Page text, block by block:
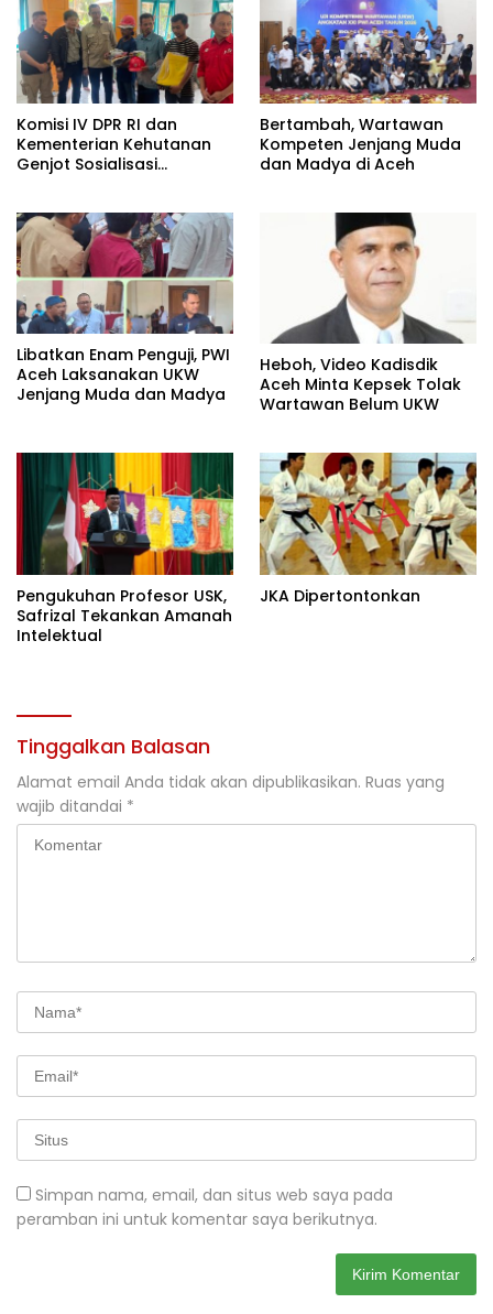
Komisi IV DPR RI dan
Kementerian Kehutanan
Genjot Sosialisasi
Bertambah, Wartawan
Kompeten Jenjang Muda
dan Madya di Aceh
Libatkan Enam Penguji, PWI
Aceh Laksanakan UKW
Jenjang Muda dan Madya
Heboh, Video Kadisdik
Aceh Minta Kepsek Tolak
Wartawan Belum UKW
Pengukuhan Profesor USK,
Safrizal Tekankan Amanah
Intelektual
JKA Dipertontonkan
Tinggalkan Balasan
Alamat email Anda tidak akan dipublikasikan. Ruas yang
wajib ditandai *
Simpan nama, email, dan situs web saya pada
peramban ini untuk komentar saya berikutnya.